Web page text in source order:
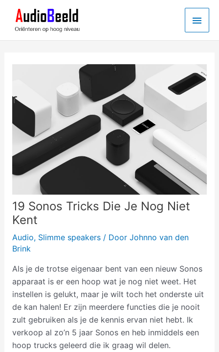
19 Sonos Tricks Die Je Nog Niet
Kent
Audio, Slimme speakers/ Door Johnno van den
Brink
Als je de trotse eigenaar bent van een nieuw Sonos
apparaat is er een hoop wat je nog niet weet. Het
instellen is gelukt, maar je wilt toch het onderste uit
de kan halen! Er zijn meerdere functies die je nooit
zult gebruiken als je de kennis ervan niet hebt. Ik
verkoop al zo’n 5 jaar Sonos en heb inmiddels een
hoop trucks geleerd die ik graag wil delen.